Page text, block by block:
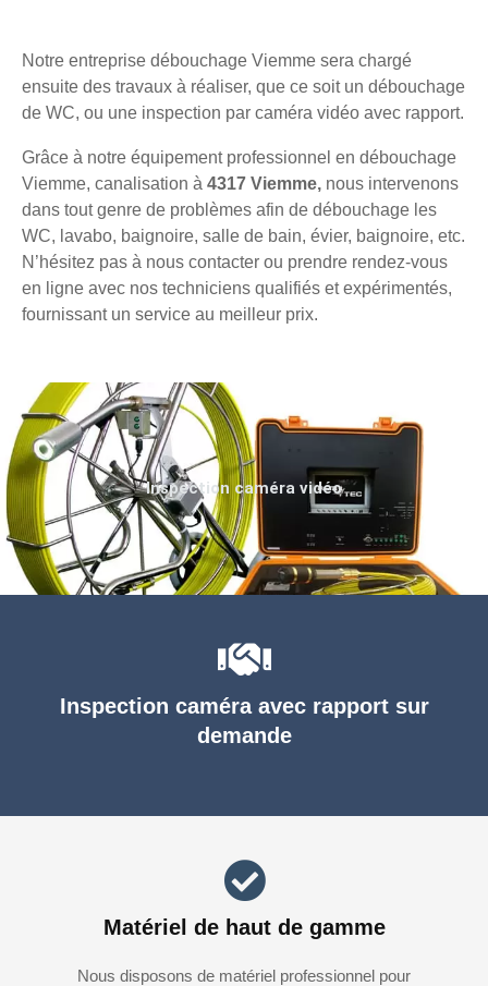
Notre entreprise débouchage Viemme sera chargé
ensuite des travaux à réaliser, que ce soit un débouchage
de WC, ou une inspection par caméra vidéo avec rapport.
Grâce à notre équipement professionnel en débouchage
Viemme, canalisation à 4317 Viemme, nous intervenons
dans tout genre de problèmes afin de débouchage les
WC, lavabo, baignoire, salle de bain, évier, baignoire, etc.
N’hésitez pas à nous contacter ou prendre rendez-vous
en ligne avec nos techniciens qualifiés et expérimentés,
fournissant un service au meilleur prix.
Inspection caméra avec rapport sur
demande
Matériel de haut de gamme
Nous disposons de matériel professionnel pour
Inspection caméra vidéo